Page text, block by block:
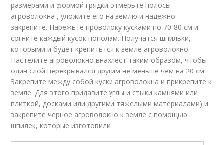
размерами и формой грядки отмерьте полосы
агроволокна , уложите его на землю и надежно
закрепите. Нарежьте проволоку кусками по 70-80 см и
согните каждый кусок пополам. Получатся шпильки,
которыми и будет крепитьтся к земле агроволокно.
Настелите агроволокно внахлест таким образом, чтобы
один слой перекрывался другим не меньше чем на 20 см.
Закрепите между собой куски агроволокна и прикрепите к
земле. Для этого придавите углы и стыки камнями или
плиткой, досками или другими тяжелыми материалами) и
закрепите черное агроволокно к земле с помощью
шпилек, которые изготовили.